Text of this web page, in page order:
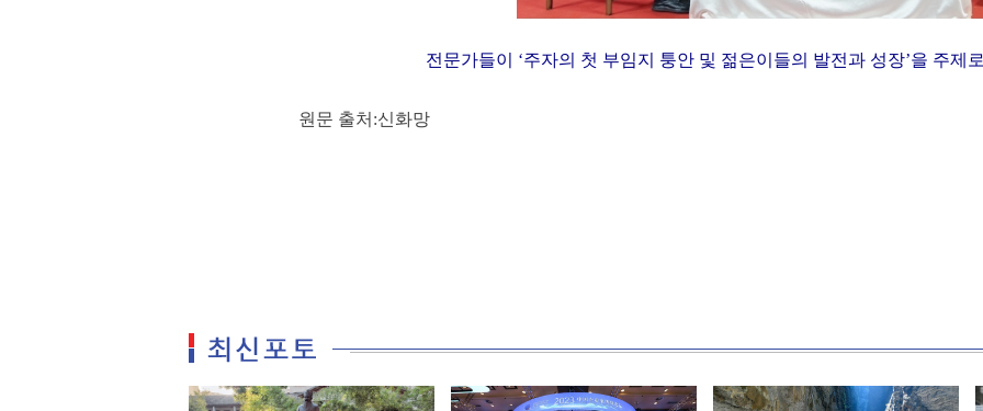
전문가들이 ‘주자의 첫 부임지 퉁안 및 젊은이들의 발전과 성장’을 주제
원문 출처:신화망